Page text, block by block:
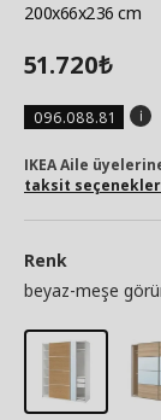
200x66x236 cm
51.720₺
096.088.81
IKEA Aile
taksit
Renk
beyaz-meşe